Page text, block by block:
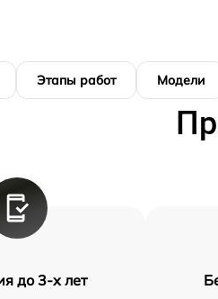
Этапы работ Модели
до 3-х лет